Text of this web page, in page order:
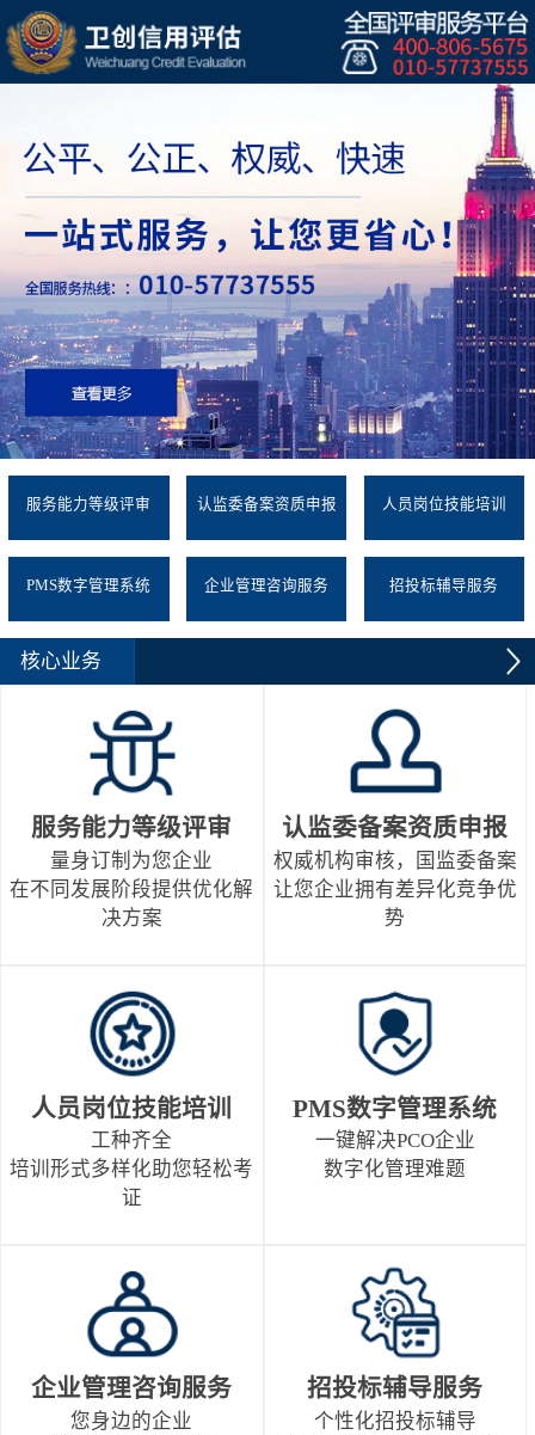
服务能力等级评审 认监委备案资质申报 人员岗位技能培训
PMS数字管理系统 企业管理咨询服务 招投标辅导服务
核心业务
服务能力等级评审
量身订制为您企业
在不同发展阶段提供优化解
决方案
认监委备案资质申报
权威机构审核，国监委备案
让您企业拥有差异化竞争优
势
人员岗位技能培训
工种齐全
培训形式多样化助您轻松考
证
PMS数字管理系统
一键解决PCO企业
数字化管理难题
企业管理咨询服务
您身边的企业
招投标辅导服务
个性化招投标辅导